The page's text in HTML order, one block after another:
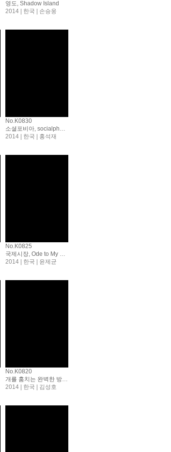
영도, Shadow Island
2014 | 한국 | 손승웅
No.K0830
소셜포비아, socialphobia
2014 | 한국 | 홍석재
No.K0825
국제시장, Ode to My Father
2014 | 한국 | 윤제균
No.K0820
개를 훔치는 완벽한 방법, How to Steal a Dog
2014 | 한국 | 김성호